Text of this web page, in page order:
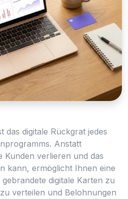
das digitale Rückgrat jedes
Anstatt
Kunden verlieren und das
kann, ermöglicht Ihnen eine
digitale Karten zu
verteilen und Belohnungen